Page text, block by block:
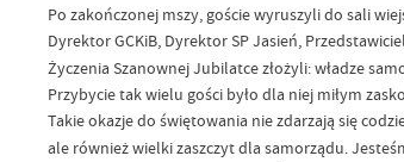
Po zakończonej mszy, goście wyruszyli do sali
Dyrektor GCKiB, Dyrektor SP Jasień,
Życzenia Szanownej Jubilatce złożyli: władze
Przybycie tak wielu gości było dla niej miłym
Takie okazje do świętowania nie zdarzają się
ale również wielki zaszczyt dla samorządu.